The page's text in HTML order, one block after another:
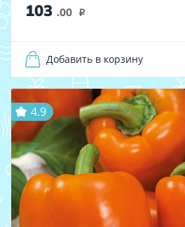
103 .00 i
Добавить в корзину
4.9